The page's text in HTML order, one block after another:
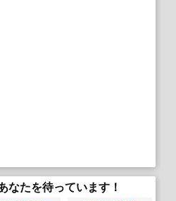
なたを待っています！